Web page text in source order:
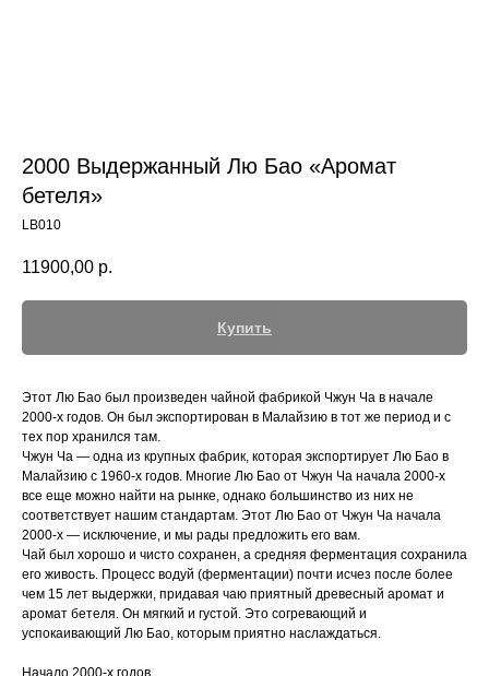
2000 Выдержанный Лю Бао «Аромат
бетеля»
LB010
11900,00 р.
Купить
Этот Лю Бао был произведен чайной фабрикой Чжун Ча в начале
2000-х годов. Он был экспортирован в Малайзию в тот же период и с
тех пор хранился там.
Чжун Ча — одна из крупных фабрик, которая экспортирует Лю Бао в
Малайзию с 1960-х годов. Многие Лю Бао от Чжун Ча начала 2000-х
все еще можно найти на рынке, однако большинство из них не
соответствует нашим стандартам. Этот Лю Бао от Чжун Ча начала
2000-х — исключение, и мы рады предложить его вам.
Чай был хорошо и чисто сохранен, а средняя ферментация сохранила
его живость. Процесс водуй (ферментации) почти исчез после более
чем 15 лет выдержки, придавая чаю приятный древесный аромат и
аромат бетеля. Он мягкий и густой. Это согревающий и
успокаивающий Лю Бао, которым приятно наслаждаться.